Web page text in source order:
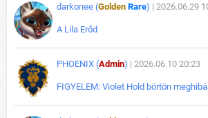
darkonee (Golden Rare) | 2026.06.29
A Lila Erőd
PHOENIX (Admin) | 2026.06.10 20:23
FIGYELEM: Violet Hold börtön